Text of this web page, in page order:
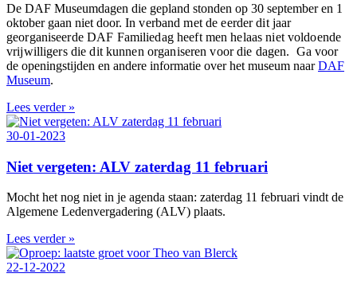
De DAF Museumdagen die gepland stonden op 30 september en 1
oktober gaan niet door. In verband met de eerder dit jaar
georganiseerde DAF Familiedag heeft men helaas niet voldoende
vrijwilligers die dit kunnen organiseren voor die dagen. Ga voor
de openingstijden en andere informatie over het museum naarDAF
Museum.
Lees verder »
30-01-2023
Niet vergeten: ALV zaterdag 11 februari
Mocht het nog niet in je agenda staan: zaterdag 11 februari vindt de
Algemene Ledenvergadering (ALV) plaats.
Lees verder »
22-12-2022